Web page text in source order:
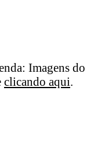
Imagens do
clicando aqui.